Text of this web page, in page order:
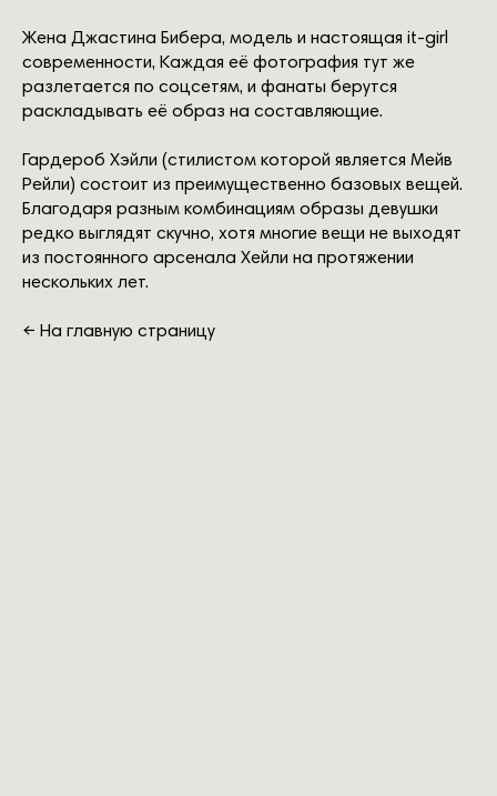
Жена Джастина Бибера, модель и настоящая it-girl
современности, Каждая её фотография тут же
разлетается по соцсетям, и фанаты берутся
раскладывать её образ на составляющие.
Гардероб Хэйли (стилистом которой является Мейв
Рейли) состоит из преимущественно базовых вещей.
Благодаря разным комбинациям образы девушки
редко выглядят скучно, хотя многие вещи не выходят
из постоянного арсенала Хейли на протяжении
нескольких лет.
← На главную страницу